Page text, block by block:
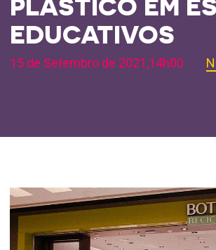
PLÁSTICO EM
EDUCATIVOS
15 de Setembro de 2021,14h00